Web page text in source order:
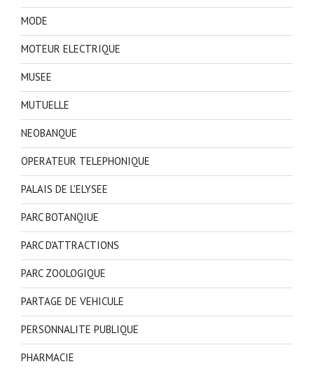
MODE
MOTEUR ELECTRIQUE
MUSEE
MUTUELLE
NEOBANQUE
OPERATEUR TELEPHONIQUE
PALAIS DE L'ELYSEE
PARC BOTANQIUE
PARC D'ATTRACTIONS
PARC ZOOLOGIQUE
PARTAGE DE VEHICULE
PERSONNALITE PUBLIQUE
PHARMACIE